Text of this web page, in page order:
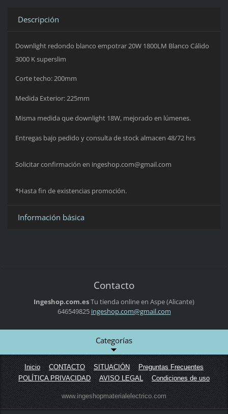
Descripción
Downlight redondo blanco empotrar 20W 1800LM Blanco Cálido
3000 K superslim
Corte techo: 200mm
Medida Exterior: 225mm
Misma medida que downlight 18W, mejorado en lúmenes.
Entregas bajo pedido y consulta de stock almacen 48/72 hrs
Solicitar confirmación en ingeshop.com@gmail.com
*Hasta fin de existencias promoción.
Información básica
Contacto
Ingeshop.com.esTu tienda online en Aspe (Alicante)
646549825 ingeshop.com@gmail.com
Categorías
Inicio CONTACTO SITUACIÓN
Preguntas Frecuentes
POLÍTICA PRIVACIDAD
AVISO LEGAL Condiciones de uso
www.ingeshopmaterialelectrico.com